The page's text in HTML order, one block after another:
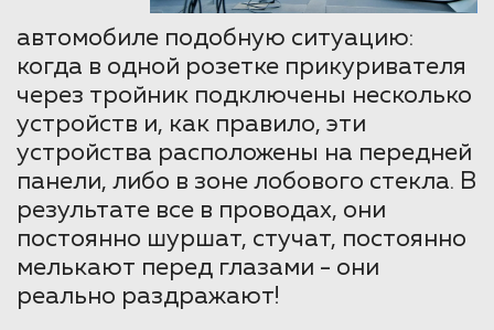
автомобиле подобную ситуацию:
когда в одной розетке прикуривателя
через тройник подключены несколько
устройств и, как правило, эти
устройства расположены на передней
панели, либо в зоне лобового стекла. В
результате все в проводах, они
постоянно шуршат, стучат, постоянно
мелькают перед глазами - они
реально раздражают!